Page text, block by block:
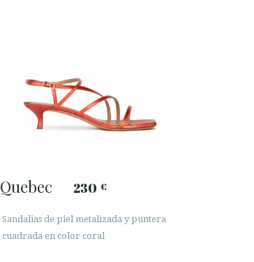
Quebec 230 €
Sandalias de piel metalizada y puntera
cuadrada en color coral